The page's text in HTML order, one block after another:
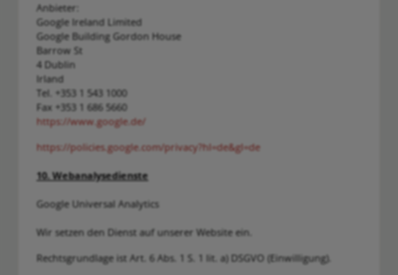
Anbieter:
Google Ireland Limited
Google Building Gordon House
Barrow St
4 Dublin
Irland
Tel. +353 1 543 1000
Fax +353 1 686 5660
https://www.google.de/
https://policies.google.com/privacy?hl=de&gl=de
10. Webanalysedienste
Google Universal Analytics
Wir setzen den Dienst auf unserer Website ein.
Rechtsgrundlage ist Art. 6 Abs. 1 S. 1 lit. a) DSGVO (Einwilligung).